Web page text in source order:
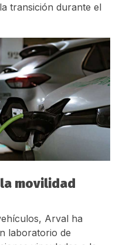
transición durante el
movilidad
Arval ha
laboratorio de